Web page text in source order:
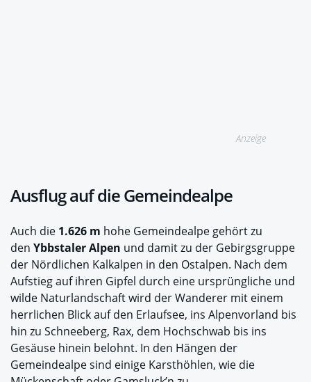
Anzeige
Ausflug auf die Gemeindealpe
Auch die 1.626 m hohe Gemeindealpe gehört zu
den Ybbstaler Alpen und damit zu der Gebirgsgruppe
der Nördlichen Kalkalpen in den Ostalpen. Nach dem
Aufstieg auf ihren Gipfel durch eine ursprüngliche und
wilde Naturlandschaft wird der Wanderer mit einem
herrlichen Blick auf den Erlaufsee, ins Alpenvorland bis
hin zu Schneeberg, Rax, dem Hochschwab bis ins
Gesäuse hinein belohnt. In den Hängen der
Gemeindealpe sind einige Karsthöhlen, wie die